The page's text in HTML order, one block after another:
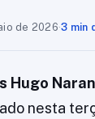
de 2026·3 min
Hugo
nesta